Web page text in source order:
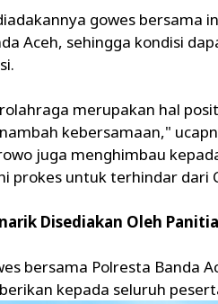
gowes bersama
Aceh, sehingga kondisi
merupakan hal
kebersamaan,"
juga menghimbau
prokes untuk terhindar dari
Disediakan Oleh Panitia
bersama Polresta Banda
kepada seluruh